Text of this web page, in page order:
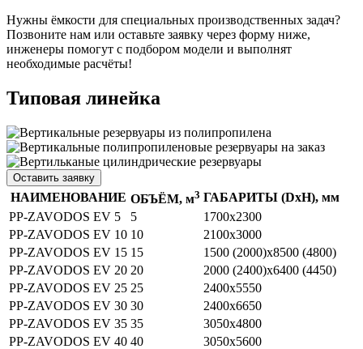
Нужны ёмкости для специальных производственных задач?
Позвоните нам или оставьте заявку через форму ниже,
инженеры помогут с подбором модели и выполнят
необходимые расчёты!
Типовая линейка
Оставить заявку
НАИМЕНОВАНИЕ ОБЪЁМ, м3 ГАБАРИТЫ (DхH), мм
PP-ZAVODOS EV 5
5
1700х2300
PP-ZAVODOS EV 10 10
2100х3000
PP-ZAVODOS EV 15 15
1500 (2000)х8500 (4800)
PP-ZAVODOS EV 20 20
2000 (2400)х6400 (4450)
PP-ZAVODOS EV 25 25
2400х5550
PP-ZAVODOS EV 30 30
2400х6650
PP-ZAVODOS EV 35 35
3050х4800
PP-ZAVODOS EV 40 40 3050х5600